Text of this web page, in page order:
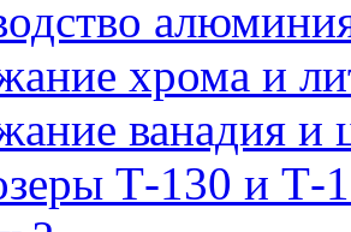
хрома и
ванадия и
Т-130 и Т-